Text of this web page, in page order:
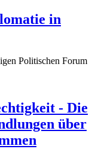
in
Politischen Forum
- Die
über